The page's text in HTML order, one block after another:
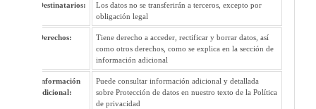
Destinatarios:
Los datos no se transferirán a terceros, excepto por
obligación legal
Derechos:
Tiene derecho a acceder, rectificar y borrar datos, así
como otros derechos, como se explica en la sección de
información adicional
Información
adicional:
Puede consultar información adicional y detallada
sobre Protección de datos en nuestro texto de la Política
de privacidad